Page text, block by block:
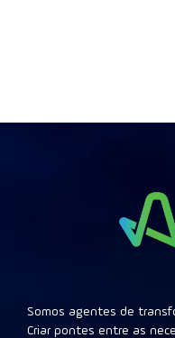
Somos agentes de
Criar pontes entre as